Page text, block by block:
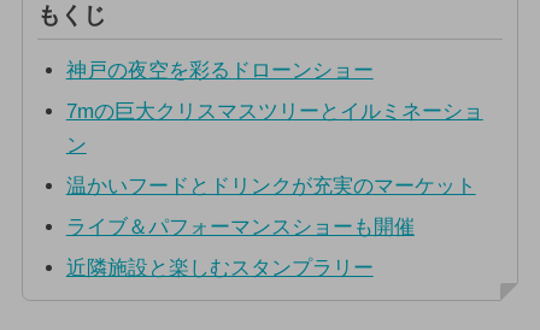
もくじ
神戸の夜空を彩るドローンショー
7mの巨大クリスマスツリーとイルミネーショ
ン
温かいフードとドリンクが充実のマーケット
ライブ＆パフォーマンスショーも開催
近隣施設と楽しむスタンプラリー